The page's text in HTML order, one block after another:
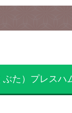
た）プレスハ